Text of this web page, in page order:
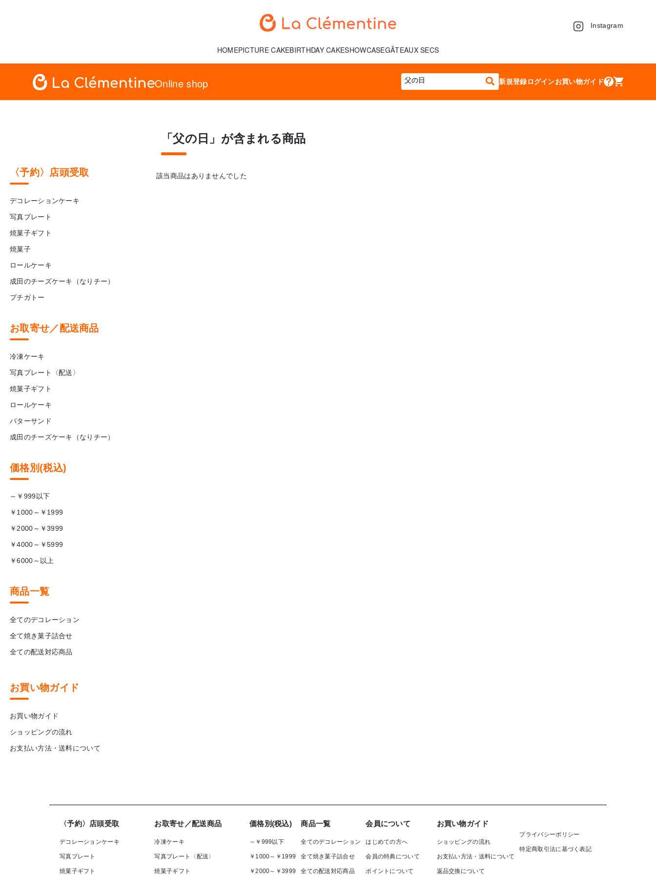
Instagram
HOMEPICTURE CAKEBIRTHDAY CAKESHOWCASEGÂTEAUX SECS
新規登録ログインお買い物ガイド
Online shop
〈予約〉店頭受取
デコレーションケーキ
写真プレート
焼菓子ギフト
焼菓子
ロールケーキ
成田のチーズケーキ（なりチー）
プチガトー
お取寄せ／配送商品
冷凍ケーキ
写真プレート〈配送〉
焼菓子ギフト
ロールケーキ
バターサンド
成田のチーズケーキ（なりチー）
価格別(税込)
～￥999以下
￥1000～￥1999
￥2000～￥3999
￥4000～￥5999
￥6000～以上
商品一覧
全てのデコレーション
全て焼き菓子詰合せ
全ての配送対応商品
お買い物ガイド
お買い物ガイド
ショッピングの流れ
お支払い方法・送料について
「父の日」が含まれる商品
該当商品はありませんでした
〈予約〉店頭受取
デコレーションケーキ
写真プレート
焼菓子ギフト
お取寄せ／配送商品
冷凍ケーキ
写真プレート〈配送〉
焼菓子ギフト
価格別(税込)
～￥999以下
￥1000～￥1999
￥2000～￥3999
商品一覧
全てのデコレーション
全て焼き菓子詰合せ
全ての配送対応商品
会員について
はじめての方へ
会員の特典について
ポイントについて
お買い物ガイド
ショッピングの流れ
お支払い方法・送料について
返品交換について
プライバシーポリシー
特定商取引法に基づく表記